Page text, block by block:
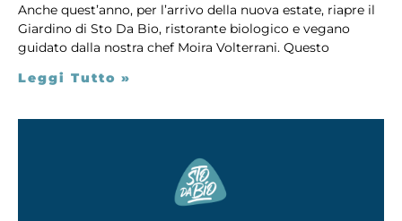
Anche quest’anno, per l’arrivo della nuova estate, riapre il
Giardino di Sto Da Bio, ristorante biologico e vegano
guidato dalla nostra chef Moira Volterrani. Questo
Leggi Tutto »